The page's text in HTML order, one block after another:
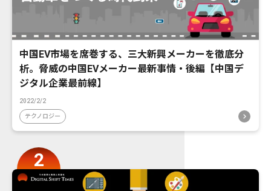
中国EV市場を席巻する、三大新興メーカーを徹底分
析。脅威の中国EVメーカー最新事情・後編【中国デ
ジタル企業最前線】
2022/2/2
テクノロジー